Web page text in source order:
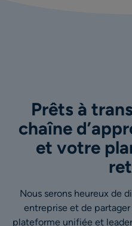
Prêts à
chaîne
et votre
Nous serons heureux de
entreprise et de
plateforme unifiée et